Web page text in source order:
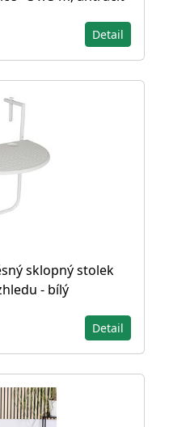
Detail
sklopný stolek
- bílý
Detail